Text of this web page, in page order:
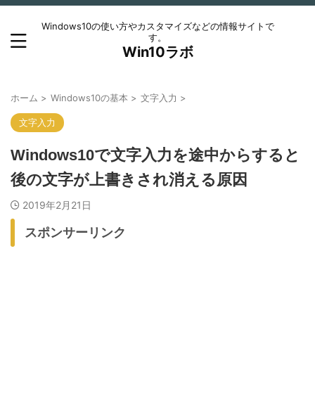
Windows10の使い方やカスタマイズなどの情報サイトで
す。
Win10ラボ
ホーム > Windows10の基本 > 文字入力 >
文字入力
Windows10で文字入力を途中からすると
後の文字が上書きされ消える原因
2019年2月21日
スポンサーリンク